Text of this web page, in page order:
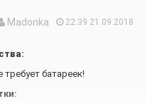
Madonka 22:39 21.09.2018
требует батареек!